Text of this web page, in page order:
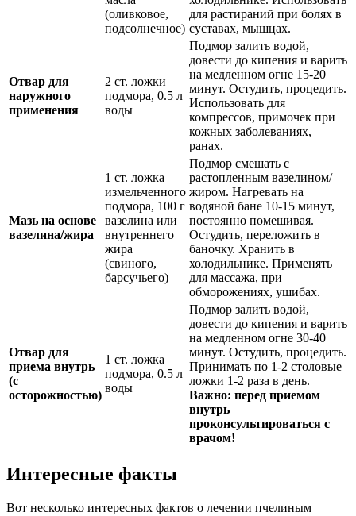
(оливковое,
подсолнечное)
для растираний при болях в
суставах, мышцах.
Отвар для
наружного
применения
2 ст. ложки
подмора, 0.5 л
воды
Подмор залить водой,
довести до кипения и варить
на медленном огне 15-20
минут. Остудить, процедить.
Использовать для
компрессов, примочек при
кожных заболеваниях,
ранах.
Мазь на основе
вазелина/жира
1 ст. ложка
измельченного
подмора, 100 г
вазелина или
внутреннего
жира
(свиного,
барсучьего)
Подмор смешать с
растопленным вазелином/
жиром. Нагревать на
водяной бане 10-15 минут,
постоянно помешивая.
Остудить, переложить в
баночку. Хранить в
холодильнике. Применять
для массажа, при
обморожениях, ушибах.
Отвар для
приема внутрь
(с
осторожностью)
1 ст. ложка
подмора, 0.5 л
воды
Подмор залить водой,
довести до кипения и варить
на медленном огне 30-40
минут. Остудить, процедить.
Принимать по 1-2 столовые
ложки 1-2 раза в день.
Важно: перед приемом
внутрь
проконсультироваться с
врачом!
Интересные факты
Вот несколько интересных фактов о лечении пчелиным